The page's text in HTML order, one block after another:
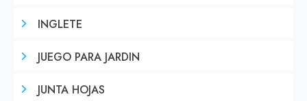
INGLETE
JUEGO PARA JARDIN
JUNTA HOJAS